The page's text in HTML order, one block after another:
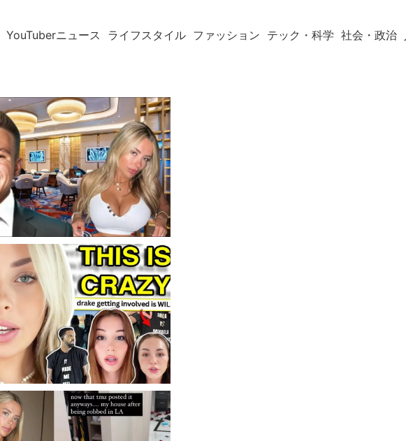
YouTuberニュース ライフスタイル ファッション テック・科学 社会・政治